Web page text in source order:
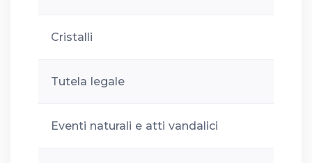
Cristalli
Tutela legale
Eventi naturali e atti vandalici